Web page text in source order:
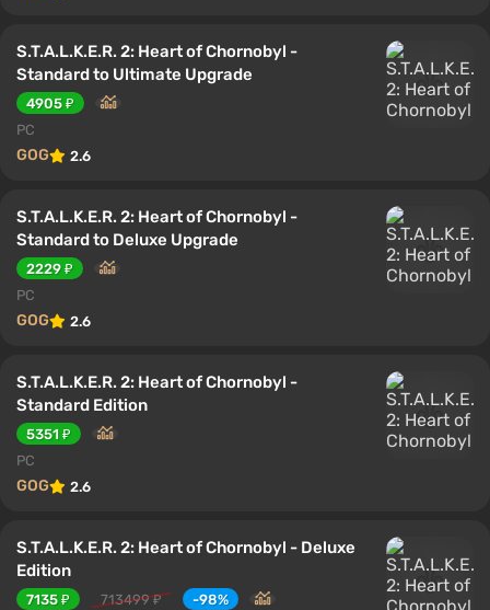
S.T.A.L.K.E.R. 2: Heart of Chornobyl -
Standard to Ultimate Upgrade
4905 ₽
PC
GOG 2.6
S.T.A.L.K.E.R. 2: Heart of Chornobyl -
Standard to Deluxe Upgrade
2229 ₽
PC
GOG 2.6
S.T.A.L.K.E.R. 2: Heart of Chornobyl -
Standard Edition
5351 ₽
PC
GOG 2.6
S.T.A.L.K.E.R. 2: Heart of Chornobyl - Deluxe
Edition
7135 ₽ 713499 ₽
-98%